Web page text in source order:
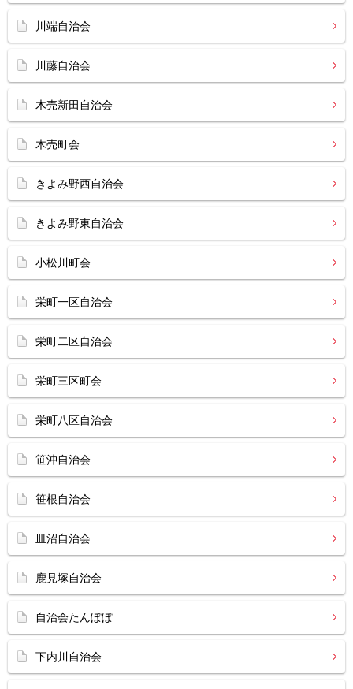
川端自治会
川藤自治会
木売新田自治会
木売町会
きよみ野西自治会
きよみ野東自治会
小松川町会
栄町一区自治会
栄町二区自治会
栄町三区町会
栄町八区自治会
笹沖自治会
笹根自治会
皿沼自治会
鹿見塚自治会
自治会たんぽぽ
下内川自治会